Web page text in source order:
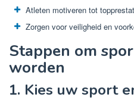
Atleten motiveren tot
Zorgen voor veiligheid en
Stappen om
worden
1. Kies uw sport